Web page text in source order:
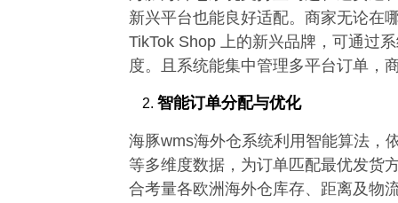
新兴平台也能良好适配。商家无论在
TikTok Shop 上的新兴品牌，可通过
度。且系统能集中管理多平台订单，
智能订单分配与优化
海豚wms海外仓系统利用智能算法，
等多维度数据，为订单匹配最优发货
合考量各欧洲海外仓库存、距离及物